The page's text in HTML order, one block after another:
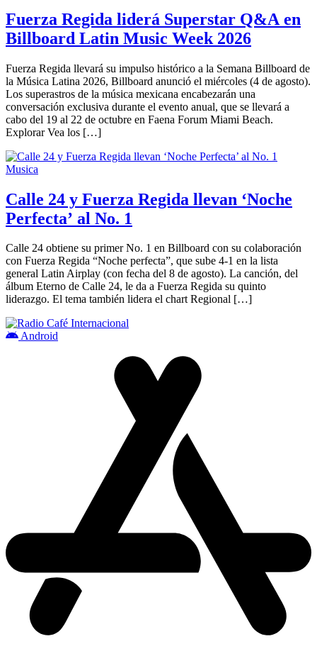
Fuerza Regida liderá Superstar Q&A en
Billboard Latin Music Week 2026
Fuerza Regida llevará su impulso histórico a la Semana Billboard de
la Música Latina 2026, Billboard anunció el miércoles (4 de agosto).
Los superastros de la música mexicana encabezarán una
conversación exclusiva durante el evento anual, que se llevará a
cabo del 19 al 22 de octubre en Faena Forum Miami Beach.
Explorar Vea los […]
Musica
Calle 24 y Fuerza Regida llevan ‘Noche
Perfecta’ al No. 1
Calle 24 obtiene su primer No. 1 en Billboard con su colaboración
con Fuerza Regida “Noche perfecta”, que sube 4-1 en la lista
general Latin Airplay (con fecha del 8 de agosto). La canción, del
álbum Eterno de Calle 24, le da a Fuerza Regida su quinto
liderazgo. El tema también lidera el chart Regional […]
Android